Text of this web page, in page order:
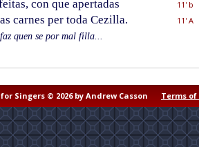
con que apertadas
11' b
carnes per toda Cezilla.
11' A
quen se por mal filla...
Singers © 2026 by Andrew Casson Terms of